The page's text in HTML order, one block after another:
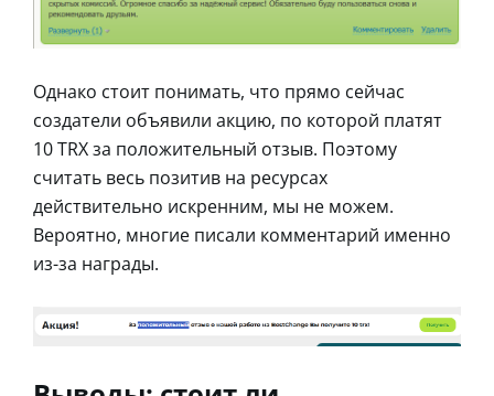
Однако стоит понимать, что прямо сейчас
создатели объявили акцию, по которой платят
10 TRX за положительный отзыв. Поэтому
считать весь позитив на ресурсах
действительно искренним, мы не можем.
Вероятно, многие писали комментарий именно
из-за награды.